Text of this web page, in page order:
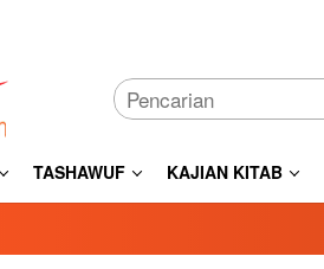
TASHAWUF KAJIAN KITAB